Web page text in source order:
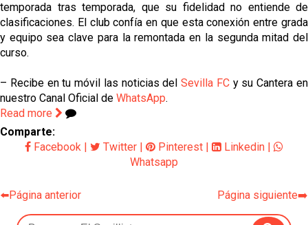
temporada tras temporada, que su fidelidad no entiende de
clasificaciones. El club confía en que esta conexión entre grada
y equipo sea clave para la remontada en la segunda mitad del
curso.
– Recibe en tu móvil las noticias delSevilla FCy su Cantera en
nuestro Canal Oficial de WhatsApp.
Read more
Comparte:
Facebook | Twitter | Pinterest | Linkedin |
Whatsapp
⬅️Página anterior Página siguiente➡️